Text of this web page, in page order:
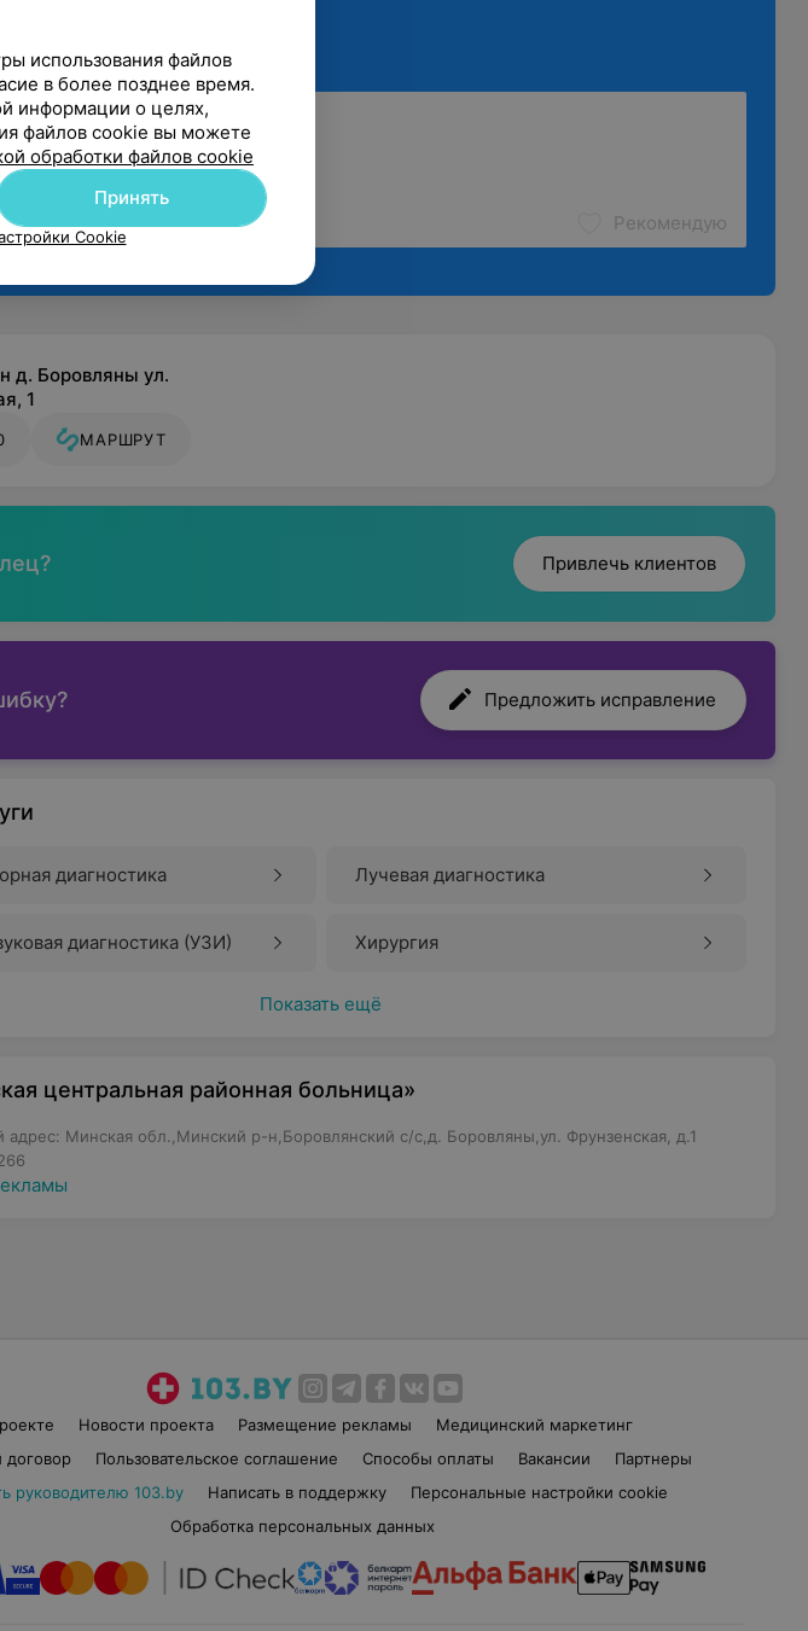
Рекомендую
д. Боровляны ул.
1
МАРШРУТ
Привлечь клиентов
Предложить исправление
диагностика Лучевая диагностика
диагностика (УЗИ) Хирургия
Показать ещё
центральная районная больница»
адрес: Минская обл.,Минский р-н,Боровлянский с/с,д. Боровляны,ул. Фрунзенская, д.1
Новости проекта Размещение рекламы
Медицинский маркетинг
договор
Пользовательское соглашение Способы оплаты Вакансии
Партнеры
руководителю 103.by
Написать в поддержку
Персональные настройки cookie
Обработка персональных данных
использования файлов
в более позднее время.
информации о целях,
файлов cookie вы можете
обработки файлов cookie
Принять
Cookie